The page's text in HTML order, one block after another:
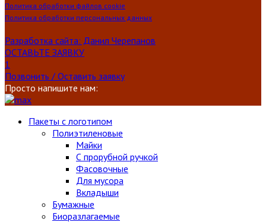
Политика обработки файлов cookie
Политика обработки персональных данных
Разработка сайта: Данил Черепанов
ОСТАВЬТЕ ЗАЯВКУ
1
Позвонить / Оставить заявку
Просто напишите нам:
Пакеты с логотипом
Полиэтиленовые
Майки
С прорубной ручкой
Фасовочные
Для мусора
Вкладыши
Бумажные
Биоразлагаемые